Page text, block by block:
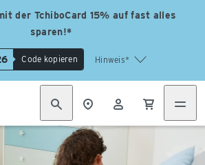
der TchiboCard 15% auf fast alles
sparen!*
Code kopieren Hinweis*